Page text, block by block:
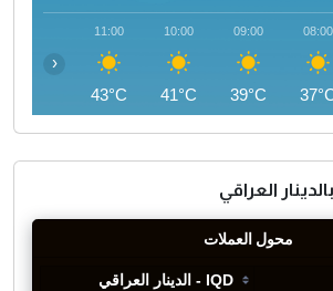
08:00
09:00
39°C
10:00
41°C
11:00
43°C
‹
العراقي